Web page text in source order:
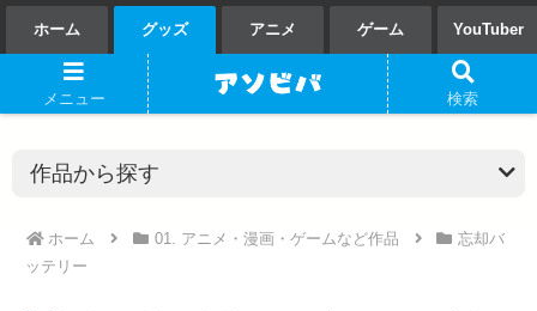
ホーム グッズ アニメ ゲーム YouTuber
ホーム 01. アニメ・漫画・ゲームなど作品
忘却バ
ッテリー
メニュー 検索